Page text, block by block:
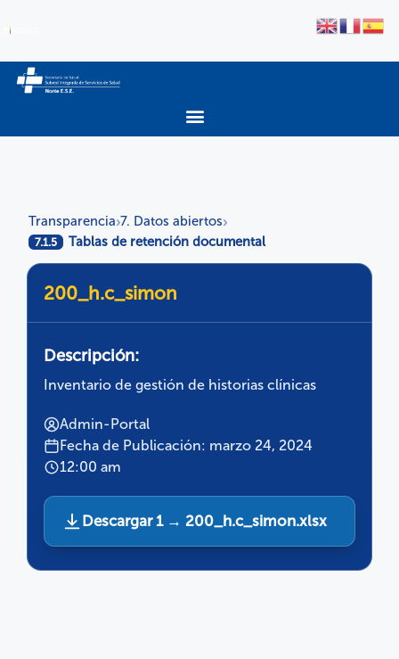
Transparencia›7. Datos abiertos›
7.1.5 Tablas de retención documental
200_h.c_simon
Descripción:
Inventario de gestión de historias clínicas
Admin-Portal
Fecha de Publicación: marzo 24, 2024
12:00 am
Descargar 1 → 200_h.c_simon.xlsx